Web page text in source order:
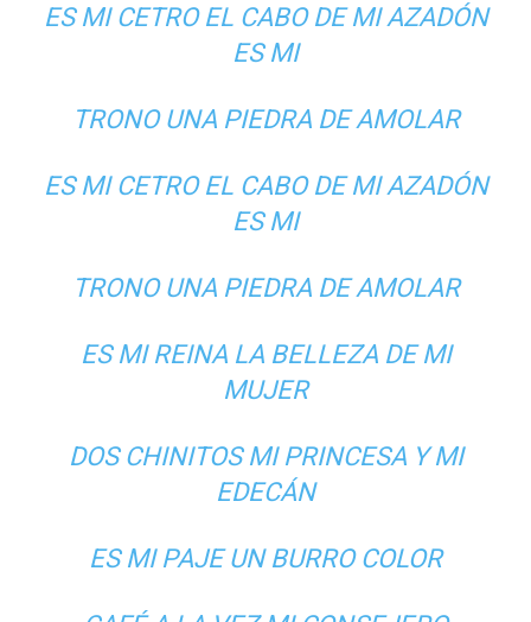
ES MI CETRO EL CABO DE MI AZADÓN
ES MI
TRONO UNA PIEDRA DE AMOLAR
ES MI CETRO EL CABO DE MI AZADÓN
ES MI
TRONO UNA PIEDRA DE AMOLAR
ES MI REINA LA BELLEZA DE MI
MUJER
DOS CHINITOS MI PRINCESA Y MI
EDECÁN
ES MI PAJE UN BURRO COLOR